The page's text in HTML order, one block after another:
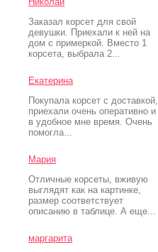
Заказал корсет для свой
девушки. Приехали к ней на
дом с примеркой. Вместо 1
корсета, выбрала 2...
Екатерина
Покупала корсет с доставкой,
приехали очень оперативно и
в удобное мне время. Очень
помогла...
Мария
Отличные корсеты, вживую
выглядят как на картинке,
размер соответствует
описанию в таблице. А еще...
маргарита